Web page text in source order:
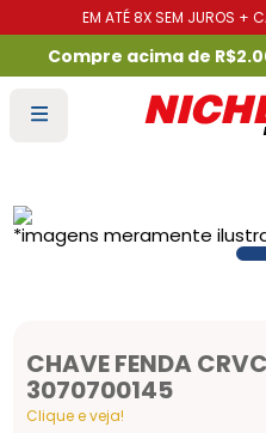
EM ATÉ 8X SEM JUROS +
Compre acima de
CHAVE FENDA
3070700145
Clique e veja!